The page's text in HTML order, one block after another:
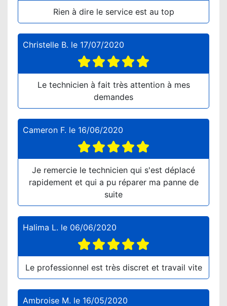
Rien à dire le service est au top
Christelle B. le 17/07/2020
Le technicien à fait très attention à mes
demandes
Cameron F. le 16/06/2020
Je remercie le technicien qui s'est déplacé
rapidement et qui a pu réparer ma panne de
suite
Halima L. le 06/06/2020
Le professionnel est très discret et travail vite
Ambroise M. le 16/05/2020